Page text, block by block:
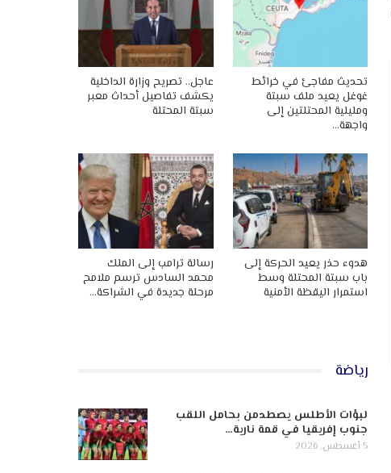
تحديث مفاجئ في خرائط
غوغل يعيد ملف سبتة
ومليلية المحتلتين إلى
واجهة…
عاجل.. تصريح وزارة الداخلية
يكشف تفاصيل أحداث معبر
سبتة المحتلة
هدوء حذر يعيد الحركة إلى
باب سبتة المحتلة وسط
استمرار اليقظة الأمنية
رسالة ترامب إلى الملك
محمد السادس ترسم ملامح
مرحلة جديدة في الشراكة…
رياضة
لبؤات الأطلس يصطدمن بحامل اللقب
جنوب إفريقيا في قمة نارية…
5 أغسطس, 2026